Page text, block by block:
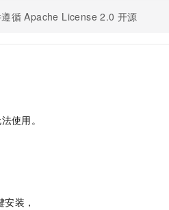
循 Apache License 2.0 开源
使用。
装，